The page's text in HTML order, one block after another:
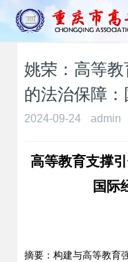
姚荣：高等
的法治保障
2024-09-24 admin
高等教育支撑
国际
摘要：构建与高等教育